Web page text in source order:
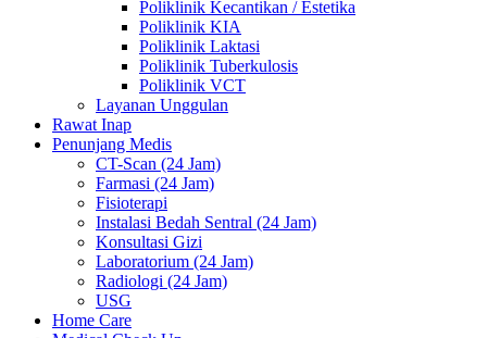
Poliklinik Kecantikan / Estetika
Poliklinik KIA
Poliklinik Laktasi
Poliklinik Tuberkulosis
Poliklinik VCT
Layanan Unggulan
Rawat Inap
Penunjang Medis
CT-Scan (24 Jam)
Farmasi (24 Jam)
Fisioterapi
Instalasi Bedah Sentral (24 Jam)
Konsultasi Gizi
Laboratorium (24 Jam)
Radiologi (24 Jam)
USG
Home Care